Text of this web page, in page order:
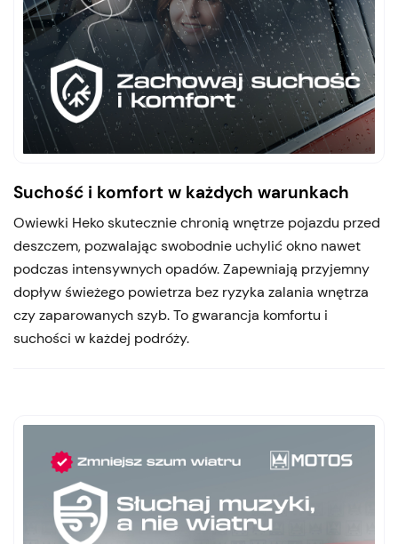
Suchość i komfort w każdych warunkach
Owiewki Heko skutecznie chronią wnętrze pojazdu przed
deszczem, pozwalając swobodnie uchylić okno nawet
podczas intensywnych opadów. Zapewniają przyjemny
dopływ świeżego powietrza bez ryzyka zalania wnętrza
czy zaparowanych szyb. To gwarancja komfortu i
suchości w każdej podróży.